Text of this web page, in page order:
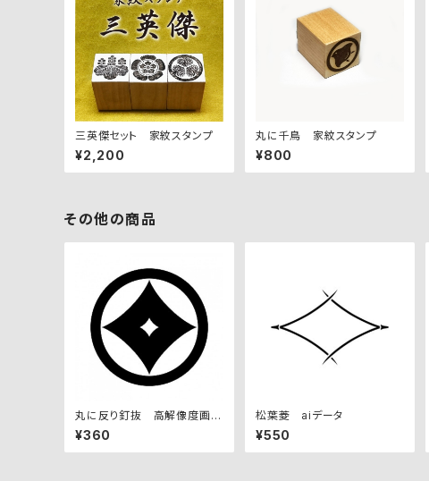
三英傑セット 家紋スタンプ
¥2,200
丸に千鳥 家紋スタンプ
¥800
その他の商品
丸に反り釘抜 高解像度画像
セット
¥360
松葉菱 aiデータ
¥550